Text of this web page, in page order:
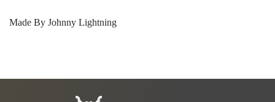
Made By Johnny Lightning